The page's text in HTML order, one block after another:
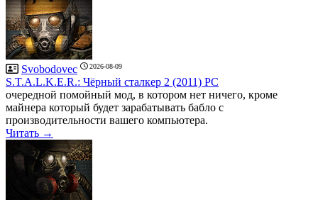
Svobodovec 2026-08-09
S.T.A.L.K.E.R.: Чёрный сталкер 2 (2011) PC
очередной помойный мод, в котором нет ничего, кроме
майнера который будет зарабатывать бабло с
производительности вашего компьютера.
Читать →